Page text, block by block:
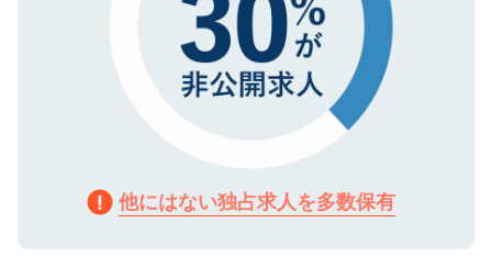
他にはない独占求人を多数保有